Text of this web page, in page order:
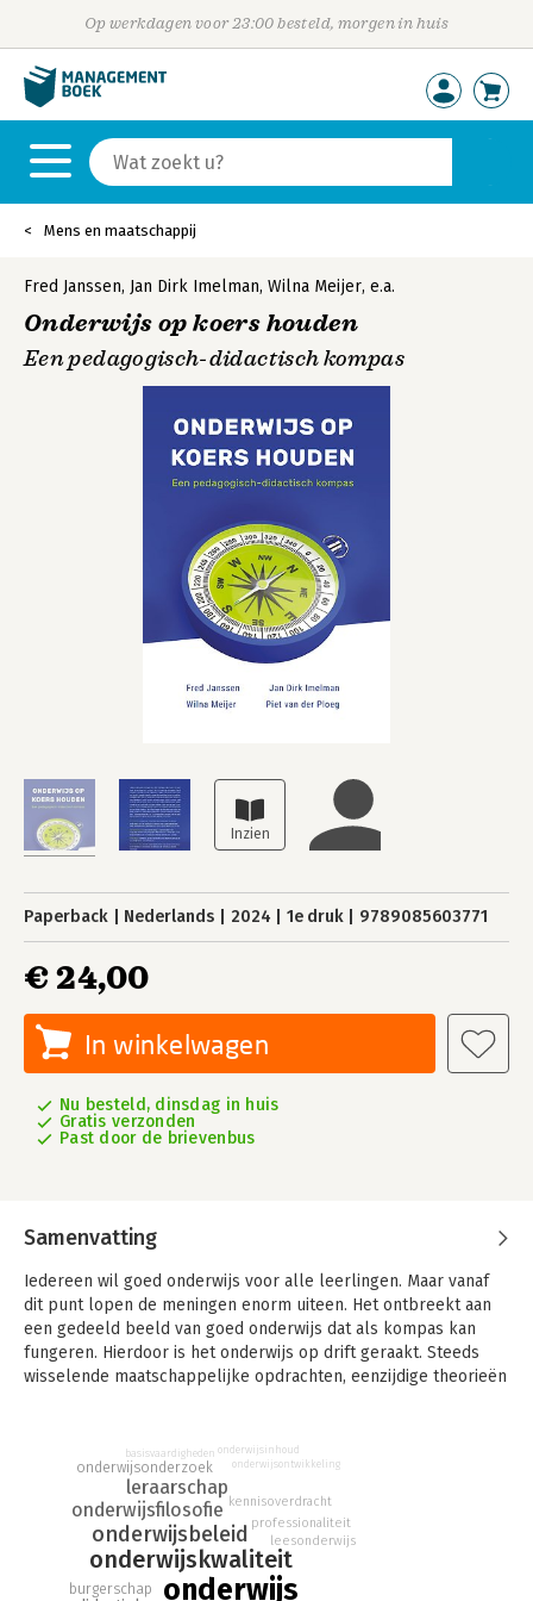
Op werkdagen voor 23:00 besteld, morgen in huis
Mens en maatschappij
Fred Janssen, Jan Dirk Imelman, Wilna Meijer, e.a.
Onderwijs op koers houden
Een pedagogisch-didactisch kompas
Paperback Nederlands 2024 1e druk 9789085603771
€ 24,00
In winkelwagen
Nu besteld, dinsdag in huis
Gratis verzonden
Past door de brievenbus
Samenvatting
Iedereen wil goed onderwijs voor alle leerlingen. Maar vanaf
dit punt lopen de meningen enorm uiteen. Het ontbreekt aan
een gedeeld beeld van goed onderwijs dat als kompas kan
fungeren. Hierdoor is het onderwijs op drift geraakt. Steeds
wisselende maatschappelijke opdrachten, eenzijdige theorieën
Goed onderwijs heeft uiteraard vele gezichten maar er zijn ook
voorwaarden waaraan iedere uitwerking van goed onderwijs
moet voldoen. Deze kern van goed onderwijs is al lang op
begrip gebracht, maar is volledig overwoekerd geraakt en
voor velen onbekend. In dit boek leggen we deze kern weer
bloot. We bieden leraren en ander onderwijspersoneel,
onderwijs
onderwijskwaliteit
onderwijsbeleid
onderwijsfilosofie
leraarschap
onderwijsonderzoek
burgerschap
kennisoverdracht
professionaliteit
leesonderwijs
basisvaardigheden onderwijsinhoud
onderwijsontwikkeling